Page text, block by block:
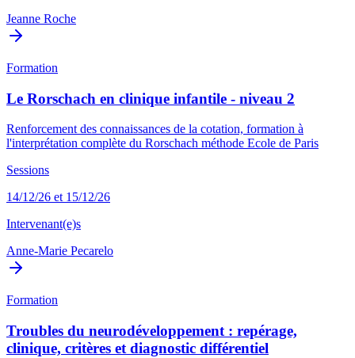
Jeanne Roche
Formation
Le Rorschach en clinique infantile - niveau 2
Renforcement des connaissances de la cotation, formation à
l'interprétation complète du Rorschach méthode Ecole de Paris
Sessions
14/12/26 et 15/12/26
Intervenant(e)s
Anne-Marie Pecarelo
Formation
Troubles du neurodéveloppement : repérage,
clinique, critères et diagnostic différentiel